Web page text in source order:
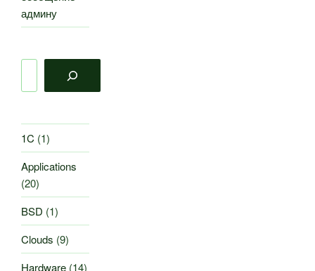
админу
1C (1)
Applications
(20)
BSD (1)
Clouds (9)
Hardware (14)